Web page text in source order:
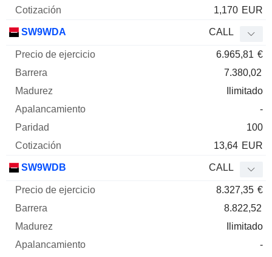
1,170 EUR
SW9WDA CALL
6.965,81 €
7.380,02
Ilimitado
-
100
13,64 EUR
SW9WDB CALL
8.327,35 €
8.822,52
Ilimitado
-